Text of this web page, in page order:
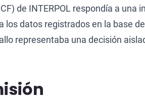
de INTERPOL respondía a una
datos registrados en la base
representaba una decisión